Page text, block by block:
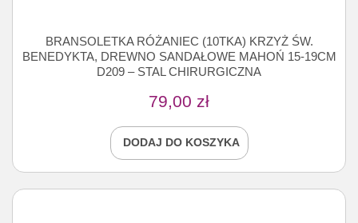
BRANSOLETKA RÓŻANIEC (10TKA) KRZYŻ ŚW.
BENEDYKTA, DREWNO SANDAŁOWE MAHOŃ 15-19CM
D209 – STAL CHIRURGICZNA
79,00 zł
DODAJ DO KOSZYKA